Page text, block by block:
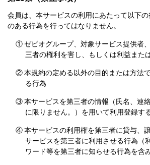
会員は、本サービスの利用にあたって以下
のある行為を行ってはなりません。
① ゼビオグループ、対象サービス提供者
三者の権利を害し、もしくは利益また
②本規約の定める以外の目的または方法
る行為
③本サービスを第三者の情報（氏名、連
に限りません。）を用いて利用登録す
④本サービスの利用権を第三者に貸与、
サービスを第三者に利用させる行為（
ワード等を第三者に知らせる行為を含